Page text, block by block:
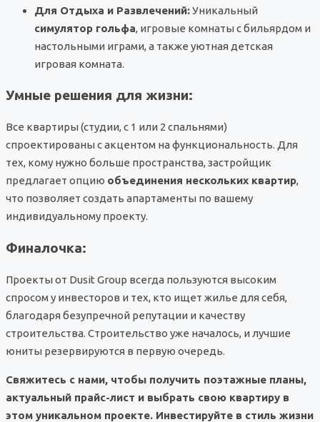
Для Отдыха и Развлечений:Уникальный
симулятор гольфа, игровые комнаты с бильярдом и
настольными играми, а также уютная детская
игровая комната.
Умные решения для жизни:
Все квартиры (студии, с 1 или 2 спальнями)
спроектированы с акцентом на функциональность. Для
тех, кому нужно больше пространства, застройщик
предлагает опцию объединения нескольких квартир,
что позволяет создать апартаменты по вашему
индивидуальному проекту.
Финалочка:
Проекты от Dusit Group всегда пользуются высоким
спросом у инвесторов и тех, кто ищет жилье для себя,
благодаря безупречной репутации и качеству
строительства. Строительство уже началось, и лучшие
юниты резервируются в первую очередь.
Свяжитесь с нами, чтобы получить поэтажные планы,
актуальный прайс-лист и выбрать свою квартиру в
этом уникальном проекте. Инвестируйте в стиль жизни